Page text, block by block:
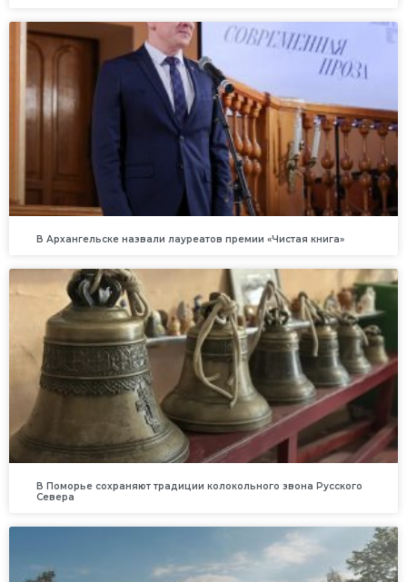
В Архангельске назвали лауреатов премии «Чистая книга»
В Поморье сохраняют традиции колокольного звона Русского
Севера